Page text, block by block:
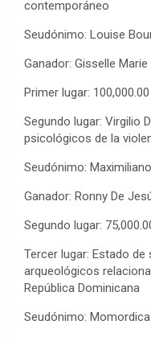
contemporáneo
Seudónimo: Louise
Ganador: Gisselle
Primer lugar: 100,000.00
Segundo lugar: Virgilio
psicológicos de la
Seudónimo:
Ganador: Ronny De
Segundo lugar:
Tercer lugar: Estado
arqueológicos
República Dominicana
Seudónimo: